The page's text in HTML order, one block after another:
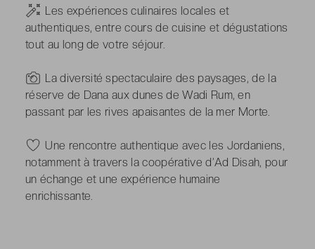
Les expériences culinaires locales et
authentiques, entre cours de cuisine et dégustations
tout au long de votre séjour.
La diversité spectaculaire des paysages, de la
réserve de Dana aux dunes de Wadi Rum, en
passant par les rives apaisantes de la mer Morte.
-Une rencontre authentique avec les Jordaniens,
notamment à travers la coopérative d’Ad Disah, pour
un échange et une expérience humaine
enrichissante.